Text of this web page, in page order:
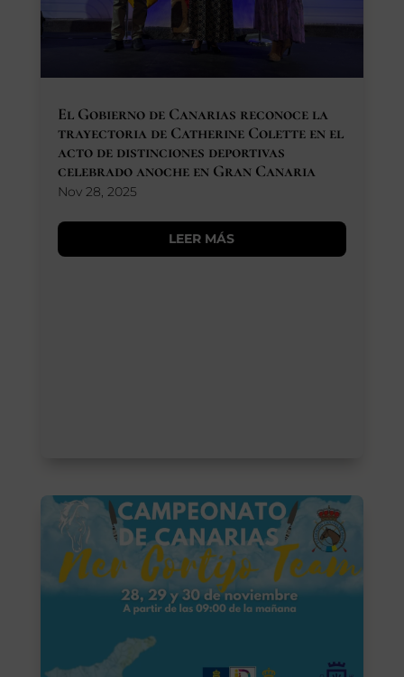
928 366 908//
mcarmensecretaria@federacioncanariadehipica.com
620 019 666
Tenerife
administracion@federacioncanariadehipica.com
922 256 601
El Gobierno de Canarias reconoce la
trayectoria de Catherine Colette en el
acto de distinciones deportivas
celebrado anoche en Gran Canaria
Nov 28, 2025
LEER MÁS